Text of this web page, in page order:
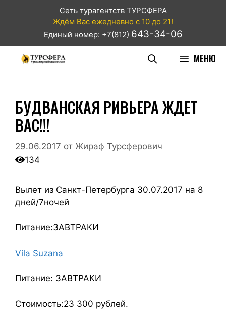
Сеть турагентств ТУРСФЕРА
Ждём Вас ежедневно с 10 до 21!
Единый номер: +7(812) 643-34-06
МЕНЮ
БУДВАНСКАЯ РИВЬЕРА ЖДЕТ
ВАС!!!
29.06.2017 от Жираф Турсферович
134
Вылет из Санкт-Петербурга 30.07.2017 на 8
дней/7ночей
Питание:ЗАВТРАКИ
Vila Suzana
Питание: ЗАВТРАКИ
Стоимость:23 300 рублей.